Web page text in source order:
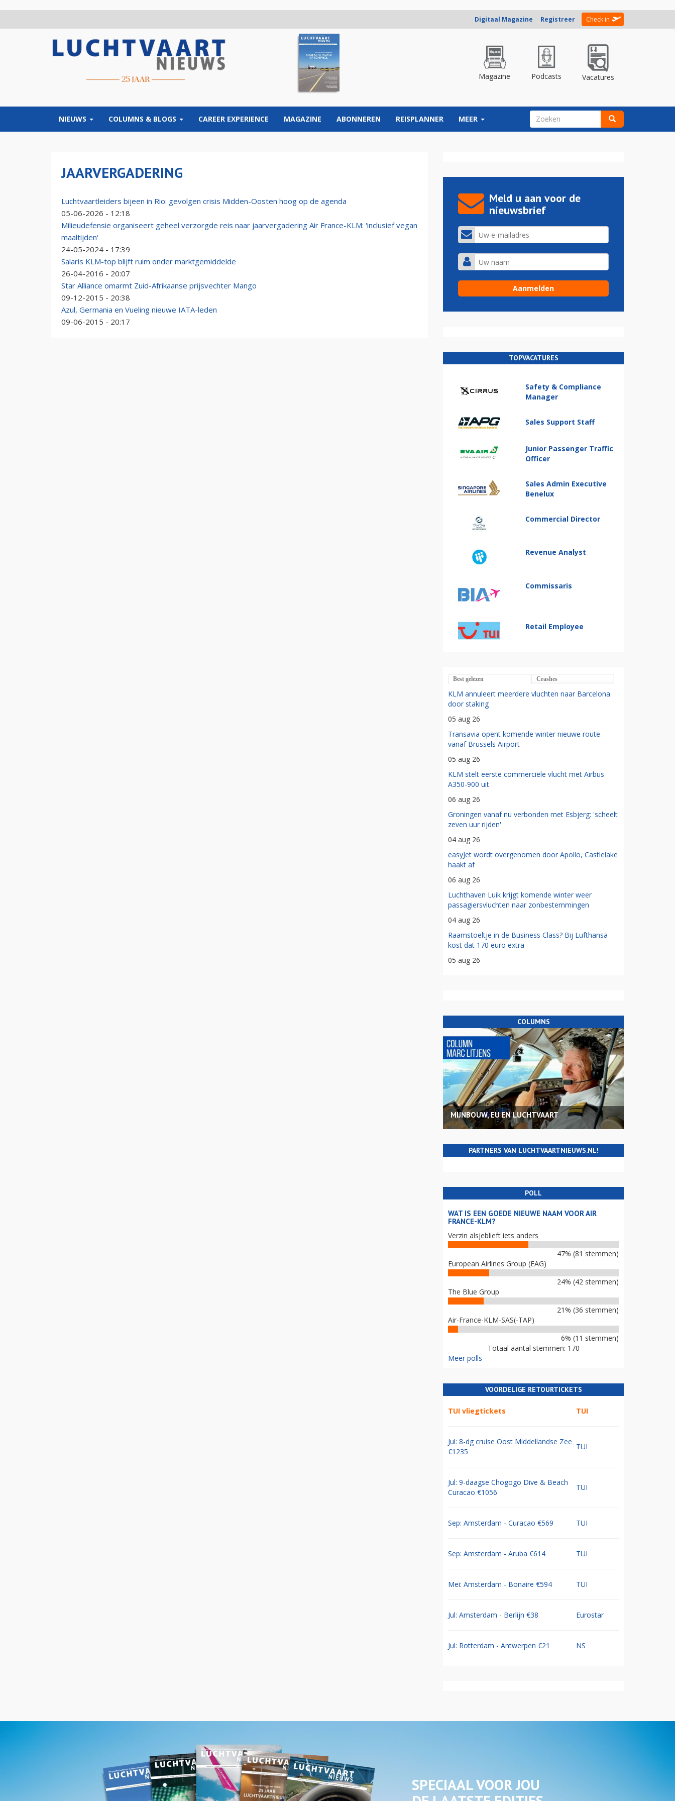
Digitaal Magazine Registreer Check in
Magazine Podcasts Vacatures
NIEUWS COLUMNS & BLOGS CAREER EXPERIENCE MAGAZINE ABONNEREN REISPLANNER MEER ZOEKVELD
JAARVERGADERING
Luchtvaartleiders bijeen in Rio: gevolgen crisis Midden-Oosten hoog op de agenda
05-06-2026 - 12:18
Milieudefensie organiseert geheel verzorgde reis naar jaarvergadering Air France-KLM: 'inclusief vegan
maaltijden'
24-05-2024 - 17:39
Salaris KLM-top blijft ruim onder marktgemiddelde
26-04-2016 - 20:07
Star Alliance omarmt Zuid-Afrikaanse prijsvechter Mango
09-12-2015 - 20:38
Azul, Germania en Vueling nieuwe IATA-leden
09-06-2015 - 20:17
Meld u aan voor de
nieuwsbrief
TOPVACATURES
Safety & Compliance
Manager
Sales Support Staff
Junior Passenger Traffic
Officer
Sales Admin Executive
Benelux
Commercial Director
Revenue Analyst
Commissaris
Retail Employee
Best gelezen Crashes
KLM annuleert meerdere vluchten naar Barcelona
door staking
05 aug 26
Transavia opent komende winter nieuwe route
vanaf Brussels Airport
05 aug 26
KLM stelt eerste commerciële vlucht met Airbus
A350-900 uit
06 aug 26
Groningen vanaf nu verbonden met Esbjerg: 'scheelt
zeven uur rijden'
04 aug 26
easyJet wordt overgenomen door Apollo, Castlelake
haakt af
06 aug 26
Luchthaven Luik krijgt komende winter weer
passagiersvluchten naar zonbestemmingen
04 aug 26
Raamstoeltje in de Business Class? Bij Lufthansa
kost dat 170 euro extra
05 aug 26
COLUMNS
MIJNBOUW, EU EN LUCHTVAART
PARTNERS VAN LUCHTVAARTNIEUWS.NL!
POLL
WAT IS EEN GOEDE NIEUWE NAAM VOOR AIR
FRANCE-KLM?
Verzin alsjeblieft iets anders
47% (81 stemmen)
European Airlines Group (EAG)
24% (42 stemmen)
The Blue Group
21% (36 stemmen)
Air-France-KLM-SAS(-TAP)
6% (11 stemmen)
Totaal aantal stemmen: 170
Meer polls
VOORDELIGE RETOURTICKETS
TUI vliegtickets TUI
Jul: 8-dg cruise Oost Middellandse Zee
€1235
TUI
Jul: 9-daagse Chogogo Dive & Beach
Curacao €1056
TUI
Sep: Amsterdam - Curacao €569 TUI
Sep: Amsterdam - Aruba €614 TUI
Mei: Amsterdam - Bonaire €594 TUI
Jul: Amsterdam - Berlijn €38 Eurostar
Jul: Rotterdam - Antwerpen €21 NS
SPECIAAL VOOR JOU